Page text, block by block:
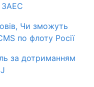
ЗАЕС
Чи зможуть
по флоту Росії
за дотриманням